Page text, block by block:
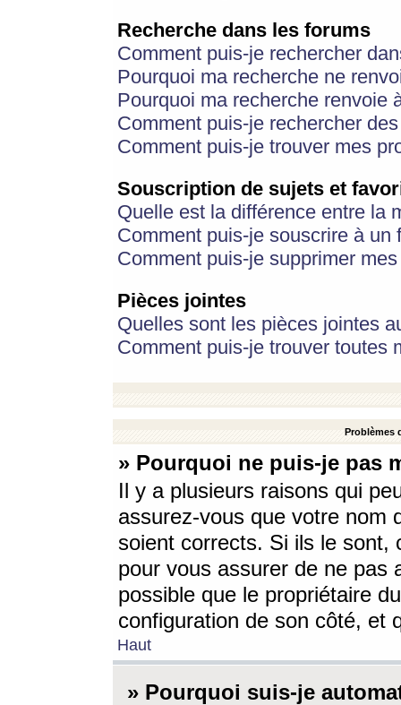
Recherche dans les forums
Comment puis-je rechercher
Pourquoi ma recherche ne
Pourquoi ma recherche renvoie
Comment puis-je rechercher
Comment puis-je trouver mes
Souscription de sujets et
Quelle est la différence entre la
Comment puis-je souscrire à
Comment puis-je supprimer
Pièces jointes
Quelles sont les pièces jointes
Comment puis-je trouver toutes
Problèmes
» Pourquoi ne puis-je pas
Il y a plusieurs raisons qui
assurez-vous que votre nom
soient corrects. Si ils le sont,
pour vous assurer de ne pas
possible que le propriétaire
configuration de son côté, et
Haut
» Pourquoi suis-je